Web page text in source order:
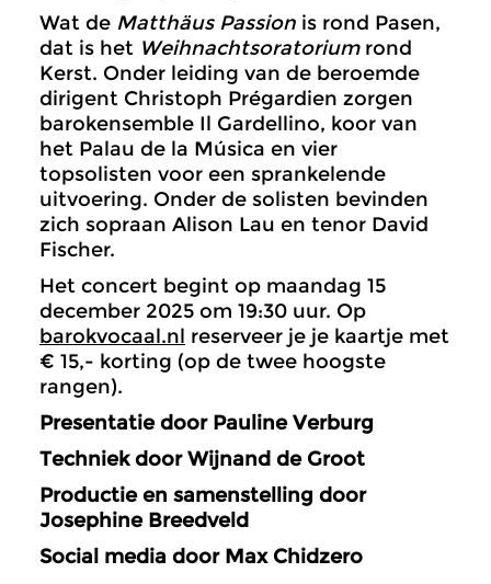
Wat de Matthäus Passion is rond Pasen,
dat is het Weihnachtsoratoriumrond
Kerst. Onder leiding van de beroemde
dirigent Christoph Prégardien zorgen
barokensemble Il Gardellino, koor van
het Palau de la Música en vier
topsolisten voor een sprankelende
uitvoering. Onder de solisten bevinden
zich sopraan Alison Lau en tenor David
Fischer.
Het concert begint op maandag 15
december 2025 om 19:30 uur. Op
barokvocaal.nl reserveer je je kaartje met
€ 15,- korting (op de twee hoogste
rangen).
Presentatie door Pauline Verburg
Techniek door Wijnand de Groot
Productie en samenstelling door
Josephine Breedveld
Social media door Max Chidzero